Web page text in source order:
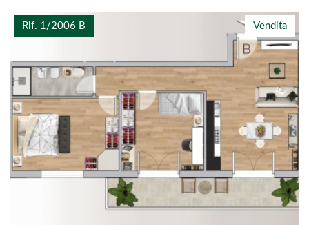
Vendita
Rif. 1/2006 B